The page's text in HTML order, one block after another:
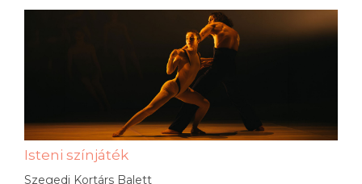
Isteni színjáték
Szegedi Kortárs Balett